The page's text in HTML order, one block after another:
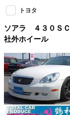
トヨタ
ソアラ ４３０Ｓ
社外ホイール